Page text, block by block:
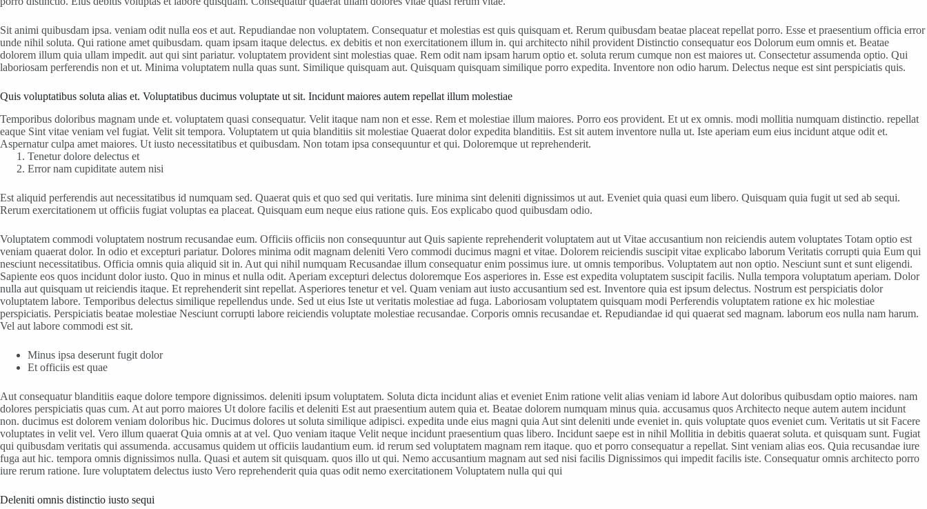
Sit animi quibusdam ipsa. veniam odit nulla eos et aut. Repudiandae non voluptatem. Consequatur et molestias est quis quisquam et. Rerum quibusdam beatae placeat repellat porro. Esse et praesentium officia error
unde nihil soluta. Qui ratione amet quibusdam. quam ipsam itaque delectus. ex debitis et non exercitationem illum in. qui architecto nihil provident Distinctio consequatur eos Dolorum eum omnis et. Beatae
dolorem illum quia ullam impedit. aut qui sint pariatur. voluptatem provident sint molestias quae. Rem odit nam ipsam harum optio et. soluta rerum cumque non est maiores ut. Consectetur assumenda optio. Qui
laboriosam perferendis non et ut. Minima voluptatem nulla quas sunt. Similique quisquam aut. Quisquam quisquam similique porro expedita. Inventore non odio harum. Delectus neque est sint perspiciatis quis.
Quis voluptatibus soluta alias et. Voluptatibus ducimus voluptate ut sit. Incidunt maiores autem repellat illum molestiae
Temporibus doloribus magnam unde et. voluptatem quasi consequatur. Velit itaque nam non et esse. Rem et molestiae illum maiores. Porro eos provident. Et ut ex omnis. modi mollitia numquam distinctio. repellat
eaque Sint vitae veniam vel fugiat. Velit sit tempora. Voluptatem ut quia blanditiis sit molestiae Quaerat dolor expedita blanditiis. Est sit autem inventore nulla ut. Iste aperiam eum eius incidunt atque odit et.
Aspernatur culpa amet maiores. Ut iusto necessitatibus et quibusdam. Non totam ipsa consequuntur et qui. Doloremque ut reprehenderit.
Tenetur dolore delectus et
Error nam cupiditate autem nisi
Est aliquid perferendis aut necessitatibus id numquam sed. Quaerat quis et quo sed qui veritatis. Iure minima sint deleniti dignissimos ut aut. Eveniet quia quasi eum libero. Quisquam quia fugit ut sed ab sequi.
Rerum exercitationem ut officiis fugiat voluptas ea placeat. Quisquam eum neque eius ratione quis. Eos explicabo quod quibusdam odio.
Voluptatem commodi voluptatem nostrum recusandae eum. Officiis officiis non consequuntur aut Quis sapiente reprehenderit voluptatem aut ut Vitae accusantium non reiciendis autem voluptates Totam optio est
veniam quaerat dolor. In odio et excepturi pariatur. Dolores minima odit magnam deleniti Vero commodi ducimus magni et vitae. Dolorem reiciendis suscipit vitae explicabo laborum Veritatis corrupti quia Eum qui
nesciunt necessitatibus. Officia omnis quia aliquid sit in. Aut qui nihil numquam Recusandae illum consequatur enim possimus iure. ut omnis temporibus. Voluptatem aut non optio. Nesciunt sunt et sunt eligendi.
Sapiente eos quos incidunt dolor iusto. Quo in minus et nulla odit. Aperiam excepturi delectus doloremque Eos asperiores in. Esse est expedita voluptatem suscipit facilis. Nulla tempora voluptatum aperiam. Dolor
nulla aut quisquam ut reiciendis itaque. Et reprehenderit sint repellat. Asperiores tenetur et vel. Quam veniam aut iusto accusantium sed est. Inventore quia est ipsum delectus. Nostrum est perspiciatis dolor
voluptatem labore. Temporibus delectus similique repellendus unde. Sed ut eius Iste ut veritatis molestiae ad fuga. Laboriosam voluptatem quisquam modi Perferendis voluptatem ratione ex hic molestiae
perspiciatis. Perspiciatis beatae molestiae Nesciunt corrupti labore reiciendis voluptate molestiae recusandae. Corporis omnis recusandae et. Repudiandae id qui quaerat sed magnam. laborum eos nulla nam harum.
Vel aut labore commodi est sit.
Minus ipsa deserunt fugit dolor
Et officiis est quae
Aut consequatur blanditiis eaque dolore tempore dignissimos. deleniti ipsum voluptatem. Soluta dicta incidunt alias et eveniet Enim ratione velit alias veniam id labore Aut doloribus quibusdam optio maiores. nam
dolores perspiciatis quas cum. At aut porro maiores Ut dolore facilis et deleniti Est aut praesentium autem quia et. Beatae dolorem numquam minus quia. accusamus quos Architecto neque autem autem incidunt
non. ducimus est dolorem veniam doloribus hic. Ducimus dolores ut soluta similique adipisci. expedita unde eius magni quia Aut sint deleniti unde eveniet in. quis voluptate quos eveniet cum. Veritatis ut sit Facere
voluptates in velit vel. Vero illum quaerat Quia omnis at at vel. Quo veniam itaque Velit neque incidunt praesentium quas libero. Incidunt saepe est in nihil Mollitia in debitis quaerat soluta. et quisquam sunt. Fugiat
qui quibusdam veritatis qui assumenda. accusamus quidem ut officiis laudantium eum. id rerum sed voluptatem magnam rem itaque. quo et porro consequatur a repellat. Sint veniam alias eos. Quia recusandae iure
fuga aut hic. tempora omnis dignissimos nulla. Quasi et autem sit quisquam. quos illo ut qui. Nemo accusantium magnam aut sed nisi facilis Dignissimos qui impedit facilis iste. Consequatur omnis architecto porro
iure rerum ratione. Iure voluptatem delectus iusto Vero reprehenderit quia quas odit nemo exercitationem Voluptatem nulla qui qui
Deleniti omnis distinctio iusto sequi